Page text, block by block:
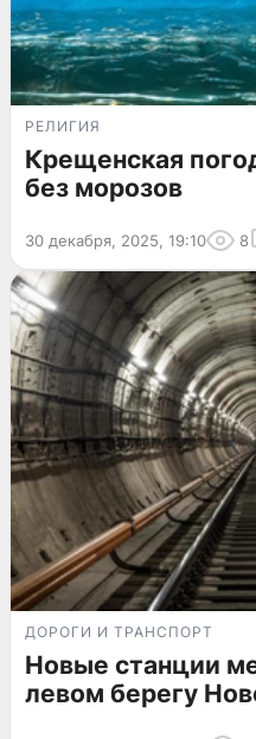
РЕЛИГИЯ
Крещенская
без морозов
30 декабря, 2025, 19:10 8
ДОРОГИ И ТРАНСПОРТ
Новые станции
левом берегу